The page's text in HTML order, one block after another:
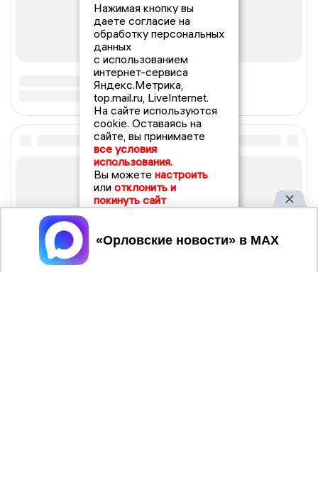
Нажимая кнопку вы
даете согласие на
обработку персональных
данных
с использованием
интернет-сервиса
Яндекс.Метрика,
top.mail.ru, LiveInternet.
На сайте используются
cookie. Оставаясь на
сайте, вы принимаете
все условия
использования.
Вы можете настроить
или отклонить и
покинуть сайт
Принять